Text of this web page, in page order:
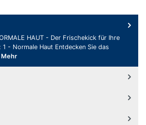
HAUT - Der Frischekick für Ihre
1 - Normale Haut Entdecken Sie das
Mehr